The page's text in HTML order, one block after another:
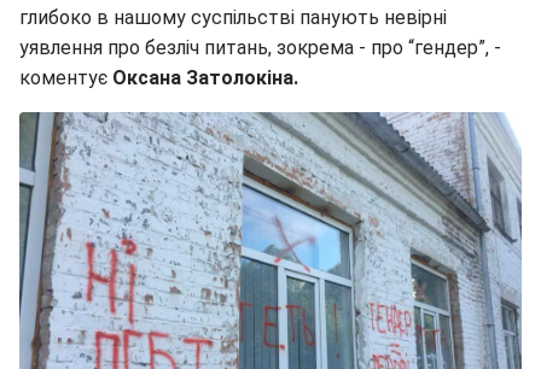
глибоко в нашому суспільстві панують невірні
уявлення про безліч питань, зокрема - про “гендер”, -
коментує Оксана Затолокіна.